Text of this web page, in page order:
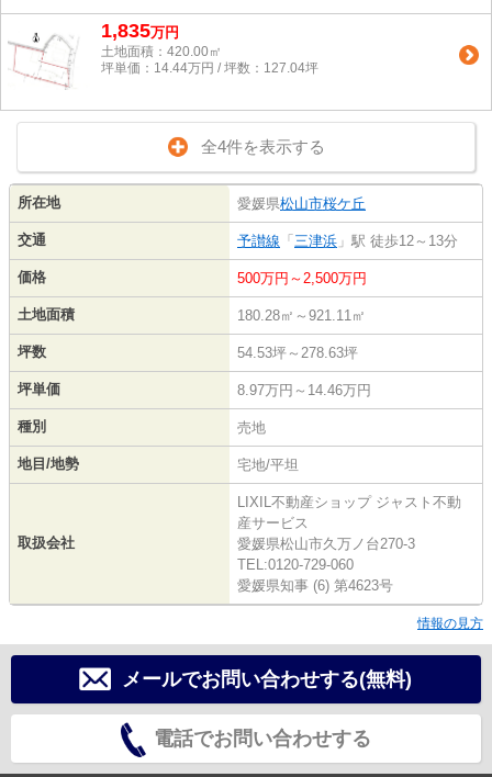
1,835万円
土地面積：420.00㎡
坪単価：14.44万円 / 坪数：127.04坪
全4件を表示する
所在地 愛媛県松山市桜ケ丘
交通 予讃線 「 三津浜 」駅 徒歩12～13分
価格 500万円～2,500万円
土地面積 180.28㎡～921.11㎡
坪数 54.53坪～278.63坪
坪単価 8.97万円～14.46万円
種別 売地
地目/地勢 宅地/平坦
取扱会社
LIXIL不動産ショップ ジャスト不動
産サービス
愛媛県松山市久万ノ台270-3
TEL:0120-729-060
愛媛県知事 (6) 第4623号
情報の見方
メールでお問い合わせする(無料)
電話でお問い合わせする